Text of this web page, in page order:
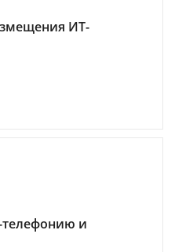
ИТ-
телефонию и